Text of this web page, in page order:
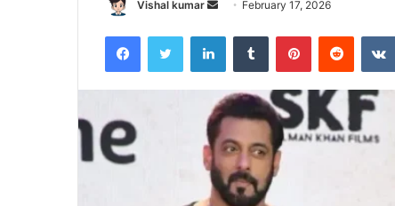
Vishal kumar
Send February 17, 2026
FacebookTwitter LinkedInTumblr PinterestReddit